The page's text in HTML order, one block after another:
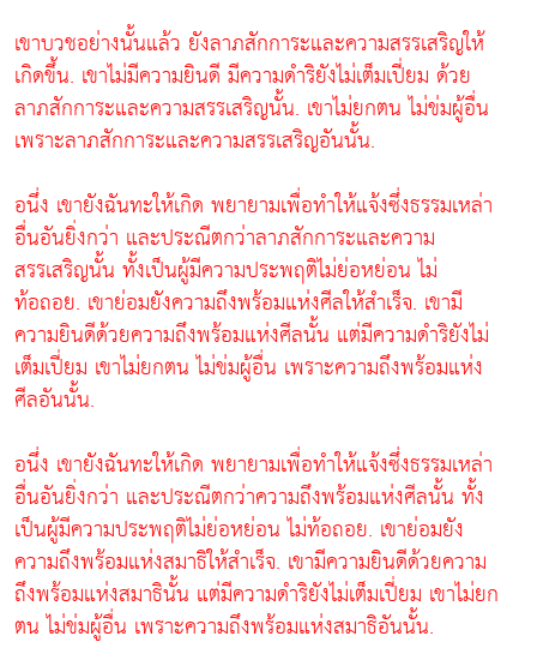
เขาบวชอย่างนั้นแล้ว ยังลาภสักการะและความสรรเสริญให้
เกิดขึ้น. เขาไม่มีความยินดี มีความดำริยังไม่เต็มเปี่ยม ด้วย
ลาภสักการะและความสรรเสริญนั้น. เขาไม่ยกตน ไม่ข่มผู้อื่น
เพราะลาภสักการะและความสรรเสริญอันนั้น.
อนึ่ง เขายังฉันทะให้เกิด พยายามเพื่อทำให้แจ้งซึ่งธรรมเหล่า
อื่นอันยิ่งกว่า และประณีตกว่าลาภสักการะและความ
สรรเสริญนั้น ทั้งเป็นผู้มีความประพฤติไม่ย่อหย่อน ไม่
ท้อถอย. เขาย่อมยังความถึงพร้อมแห่งศีลให้สำเร็จ. เขามี
ความยินดีด้วยความถึงพร้อมแห่งศีลนั้น แต่มีความดำริยังไม่
เต็มเปี่ยม เขาไม่ยกตน ไม่ข่มผู้อื่น เพราะความถึงพร้อมแห่ง
ศีลอันนั้น.
อนึ่ง เขายังฉันทะให้เกิด พยายามเพื่อทำให้แจ้งซึ่งธรรมเหล่า
อื่นอันยิ่งกว่า และประณีตกว่าความถึงพร้อมแห่งศีลนั้น ทั้ง
เป็นผู้มีความประพฤติไม่ย่อหย่อน ไม่ท้อถอย. เขาย่อมยัง
ความถึงพร้อมแห่งสมาธิให้สำเร็จ. เขามีความยินดีด้วยความ
ถึงพร้อมแห่งสมาธินั้น แต่มีความดำริยังไม่เต็มเปี่ยม เขาไม่ยก
ตน ไม่ข่มผู้อื่น เพราะความถึงพร้อมแห่งสมาธิอันนั้น.